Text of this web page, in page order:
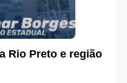
Rio Preto e região